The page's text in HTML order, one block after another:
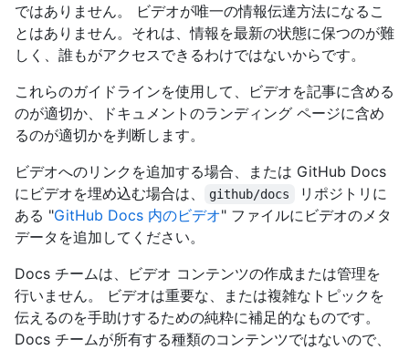
ではありません。 ビデオが唯一の情報伝達方法になるこ
とはありません。それは、情報を最新の状態に保つのが難
しく、誰もがアクセスできるわけではないからです。
これらのガイドラインを使用して、ビデオを記事に含める
のが適切か、ドキュメントのランディング ページに含め
るのが適切かを判断します。
ビデオへのリンクを追加する場合、または GitHub Docs
にビデオを埋め込む場合は、
github/docs
リポジトリに
ある "GitHub Docs 内のビデオ" ファイルにビデオのメタ
データを追加してください。
Docs チームは、ビデオ コンテンツの作成または管理を
行いません。 ビデオは重要な、または複雑なトピックを
伝えるのを手助けするための純粋に補足的なものです。
Docs チームが所有する種類のコンテンツではないので、